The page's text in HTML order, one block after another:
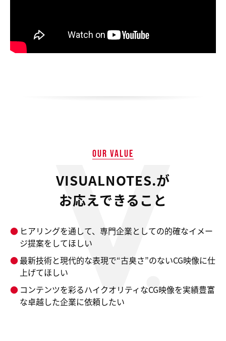
OUR VALUE
VISUALNOTES.が
お応えできること
ヒアリングを通して、専門企業としての的確なイメー
ジ提案をしてほしい
最新技術と現代的な表現で“古臭さ”のないCG映像に仕
上げてほしい
コンテンツを彩るハイクオリティなCG映像を実績豊富
な卓越した企業に依頼したい